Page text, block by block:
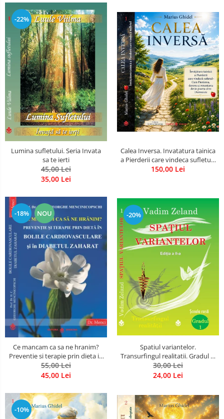
-22%
Lumina sufletului. Seria Invata
sa te ierti
45,00 Lei
35,00 Lei
Calea Inversa. Invatatura tainica
a Pierderii care vindeca sufletul -
Cum Pierderea, durerea si
150,00 Lei
-18% NOU
Ce mancam ca sa ne hranim?
Preventie si terapie prin dieta in
bolile cardiovasculare si in
diabetul zaharat
55,00 Lei
45,00 Lei
-20%
Spatiul variantelor.
Transurfingul realitatii. Gradul 1.
Cum sa ne dezvoltam intuitia si
sa ne alegem soarta
30,00 Lei
24,00 Lei
-10%